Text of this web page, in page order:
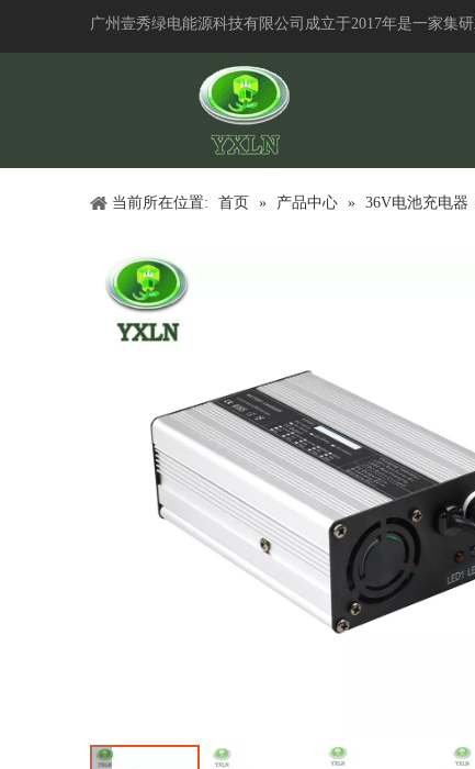
广州壹秀绿电能源科技有限公司成立于2017年是一家集
当前所在位置: 首页 » 产品中心 » 36V电池充电器